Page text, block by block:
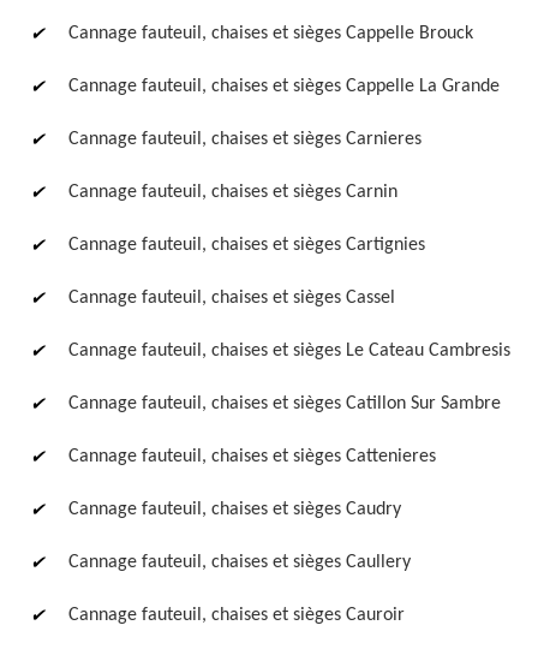
Cannage fauteuil, chaises et sièges Cappelle Brouck
Cannage fauteuil, chaises et sièges Cappelle La Grande
Cannage fauteuil, chaises et sièges Carnieres
Cannage fauteuil, chaises et sièges Carnin
Cannage fauteuil, chaises et sièges Cartignies
Cannage fauteuil, chaises et sièges Cassel
Cannage fauteuil, chaises et sièges Le Cateau Cambresis
Cannage fauteuil, chaises et sièges Catillon Sur Sambre
Cannage fauteuil, chaises et sièges Cattenieres
Cannage fauteuil, chaises et sièges Caudry
Cannage fauteuil, chaises et sièges Caullery
Cannage fauteuil, chaises et sièges Cauroir